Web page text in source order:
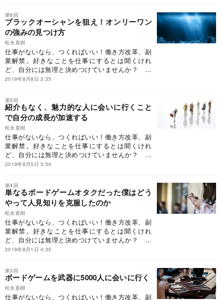
し、壮絶経験なし。流されて就職するもたった2
ヵ月でギブアップ。そんなふつうの人が、どのよ
うに好きなボードゲームを突き詰め、強みを仕事
に変え、好きなことで「食える」ようになったの
か……。この連載では、『戦略と情熱で仕事をつ
くるーー自分の強みを見つけて自由に生きる技
術』から一部を編集してご紹介します。
第6回
ブラックオーシャンを狙え！オンリーワン
の強みの見つけ方
松永直樹
仕事がないなら、つくればいい！働き方改革、副
業解禁。好きなことを仕事にするとは聞くけれ
ど、自分には無理と決めつけていませんか？ 著
者もかつては「好きなことを仕事に」とは思えな
し、壮絶経験なし。流されて就職するもたった2
ヵ月でギブアップ。そんなふつうの人が、どのよ
うに好きなボードゲームを突き詰め、強みを仕事
に変え、好きなことで「食える」ようになったの
か……。この連載では、『戦略と情熱で仕事をつ
くるーー自分の強みを見つけて自由に生きる技
術』から一部を編集してご紹介します。
2019年8月8日 3:35
第5回
紹介もなく、魅力的な人に会いに行くこと
で自分の成長が加速する
松永直樹
仕事がないなら、つくればいい！働き方改革、副
業解禁。好きなことを仕事にするとは聞くけれ
ど、自分には無理と決めつけていませんか？ 著
者もかつては「好きなことを仕事に」とは思えな
し、壮絶経験なし。流されて就職するもたった2
ヵ月でギブアップ。そんなふつうの人が、どのよ
うに好きなボードゲームを突き詰め、強みを仕事
に変え、好きなことで「食える」ようになったの
か……。この連載では、『戦略と情熱で仕事をつ
くるーー自分の強みを見つけて自由に生きる技
術』から一部を編集してご紹介します。
2019年8月5日 3:50
第4回
単なるボードゲームオタクだった僕はどう
やって人見知りを克服したのか
松永直樹
仕事がないなら、つくればいい！働き方改革、副
業解禁。好きなことを仕事にするとは聞くけれ
ど、自分には無理と決めつけていませんか？ 著
者もかつては「好きなことを仕事に」とは思えな
し、壮絶経験なし。流されて就職するもたった2
ヵ月でギブアップ。そんなふつうの人が、どのよ
うに好きなボードゲームを突き詰め、強みを仕事
に変え、好きなことで「食える」ようになったの
2019年8月1日 4:35
第3回
ボードゲームを武器に5000人に会いに行く
松永直樹
仕事がないなら、つくればいい！働き方改革、副